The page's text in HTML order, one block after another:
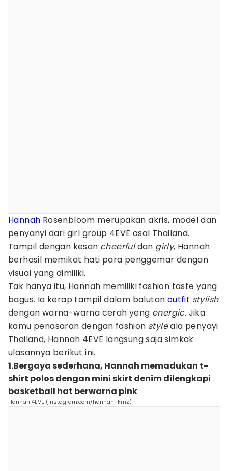
Hannah Rosenbloom merupakan akris, model dan
penyanyi dari girl group 4EVE asal Thailand.
Tampil dengan kesan cheerfuldan girly, Hannah
berhasil memikat hati para penggemar dengan
visual yang dimiliki.
Tak hanya itu, Hannah memiliki fashion taste yang
bagus. Ia kerap tampil dalam balutan outfit stylish
dengan warna-warna cerah yeng energic. Jika
kamu penasaran dengan fashion styleala penyayi
Thailand, Hannah 4EVE langsung saja simkak
ulasannya berikut ini.
1.Bergaya sederhana, Hannah memadukan t-
shirt polos dengan mini skirt denim dilengkapi
basketball hat berwarna pink
Hannah 4EVE (instagram.com/hannah_kmz)